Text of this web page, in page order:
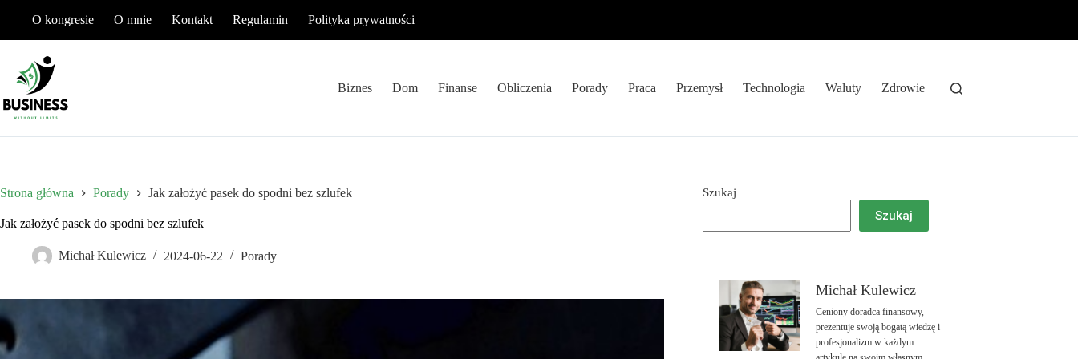
O kongresie O mnie Kontakt Regulamin Polityka prywatności
Biznes Dom Finanse Obliczenia Porady Praca Przemysł Technologia Waluty Zdrowie
Strona główna Porady Jak założyć pasek do spodni bez szlufek
Jak założyć pasek do spodni bez szlufek
Michał Kulewicz 2024-06-22 Porady
Szukaj
Szukaj
Michał Kulewicz
Ceniony doradca finansowy,
prezentuje swoją bogatą wiedzę i
profesjonalizm w każdym